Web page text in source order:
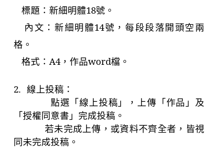
標題：新細明體18號。
內文：新細明體14號，每段段落開頭空兩
格。
格式： A4，作品word檔。
2. 線上投稿：
點選「線上投稿」，上傳「作品」及
「授權同意書」完成投稿。
若未完成上傳，或資料不齊全者，皆視
同未完成投稿。